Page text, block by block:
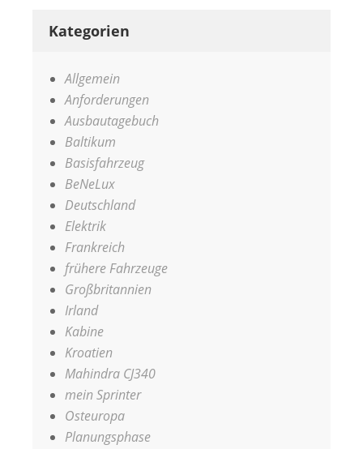
Kategorien
Allgemein
Anforderungen
Ausbautagebuch
Baltikum
Basisfahrzeug
BeNeLux
Deutschland
Elektrik
Frankreich
frühere Fahrzeuge
Großbritannien
Irland
Kabine
Kroatien
Mahindra CJ340
mein Sprinter
Osteuropa
Planungsphase